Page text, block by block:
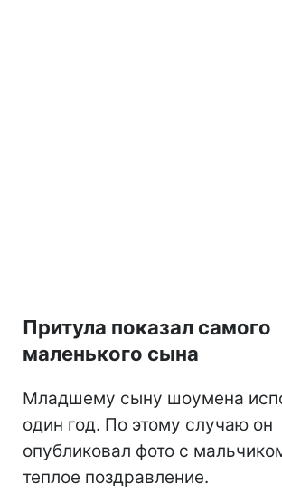
Притула показал самого
маленького сына
Младшему сыну шоумена
один год. По этому случаю он
опубликовал фото с
теплое поздравление.